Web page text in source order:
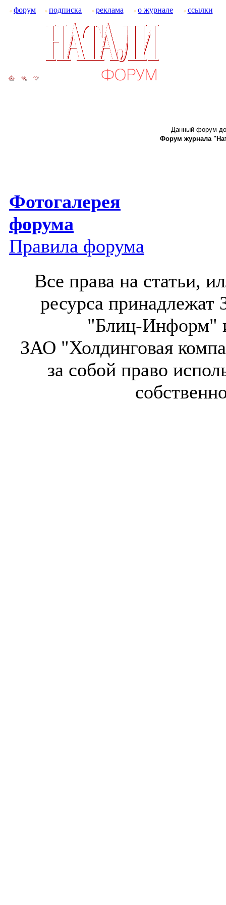
форум подписка реклама о журнале ссылки
Данный форум
Форум журнала
Фотогалерея
форума
Правила форума
Все права на статьи,
ресурса
"Блиц-Информ"
ЗАО "Холдинговая
за собой право